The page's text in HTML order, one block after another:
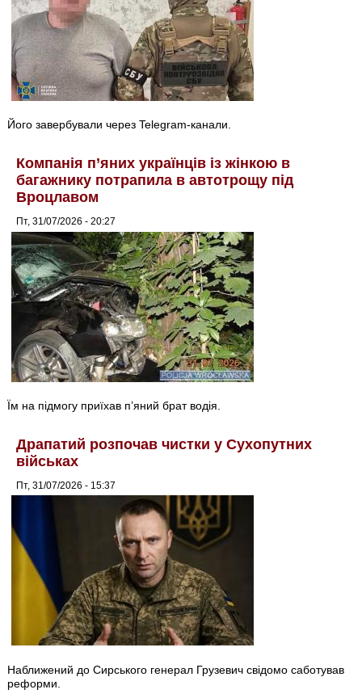
Його завербували через Telegram-канали.
Компанія п’яних українців із жінкою в
багажнику потрапила в автотрощу під
Вроцлавом
Пт, 31/07/2026 - 20:27
Їм на підмогу приїхав п’яний брат водія.
Драпатий розпочав чистки у Сухопутних
військах
Пт, 31/07/2026 - 15:37
Наближений до Сирського генерал Грузевич свідомо саботував
реформи.